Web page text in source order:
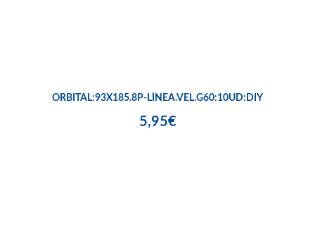
ORBITAL:93X185.8P-LÍNEA.VEL.G60:10UD:DIY
5,95€